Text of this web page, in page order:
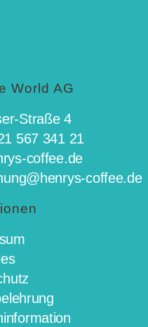
World AG
Straße 4
567 341 21
coffee.de
coffee.de